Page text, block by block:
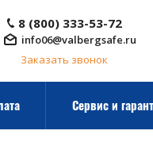
8 (800) 333-53-72
info06@valbergsafe.ru
Заказать звонок
Сервис и